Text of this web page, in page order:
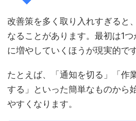
改善策を多く取り入れすぎると
なることがあります。最初は1
に増やしていくほうが現実的です
たとえば、「通知を切る」「作
する」といった簡単なものから
やすくなります。